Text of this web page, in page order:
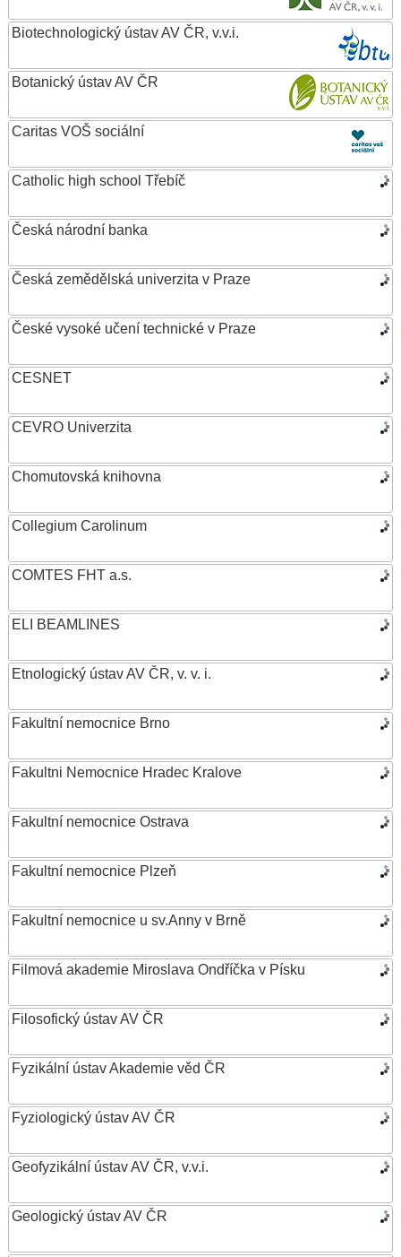
Biotechnologický ústav AV ČR, v.v.i.
Botanický ústav AV ČR
Caritas VOŠ sociální
Catholic high school Třebíč
Česká národní banka
Česká zemědělská univerzita v Praze
České vysoké učení technické v Praze
CESNET
CEVRO Univerzita
Chomutovská knihovna
Collegium Carolinum
COMTES FHT a.s.
ELI BEAMLINES
Etnologický ústav AV ČR, v. v. i.
Fakultní nemocnice Brno
Fakultni Nemocnice Hradec Kralove
Fakultní nemocnice Ostrava
Fakultní nemocnice Plzeň
Fakultní nemocnice u sv.Anny v Brně
Filmová akademie Miroslava Ondříčka v Písku
Filosofický ústav AV ČR
Fyzikální ústav Akademie věd ČR
Fyziologický ústav AV ČR
Geofyzikální ústav AV ČR, v.v.i.
Geologický ústav AV ČR